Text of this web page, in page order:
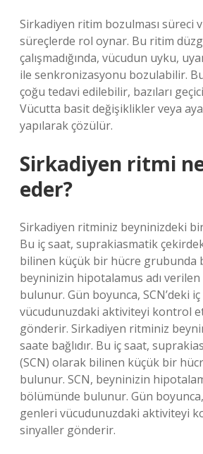
Sirkadiyen ritim bozulması süreci
süreçlerde rol oynar. Bu ritim
çalışmadığında, vücudun uyku,
ile senkronizasyonu bozulabilir.
çoğu tedavi edilebilir, bazıları
Vücutta basit değişiklikler veya
yapılarak çözülür.
Sirkadiyen ritmi
eder?
Sirkadiyen ritminiz beyninizdeki bir
Bu iç saat, suprakiasmatik
bilinen küçük bir hücre grubunda
beyninizin hipotalamus adı
bulunur. Gün boyunca, SCN’deki
vücudunuzdaki aktiviteyi kontrol
gönderir. Sirkadiyen ritminiz
saate bağlıdır. Bu iç saat,
(SCN) olarak bilinen küçük bir
bulunur. SCN, beyninizin
bölümünde bulunur. Gün boyunca,
genleri vücudunuzdaki aktiviteyi
sinyaller gönderir.